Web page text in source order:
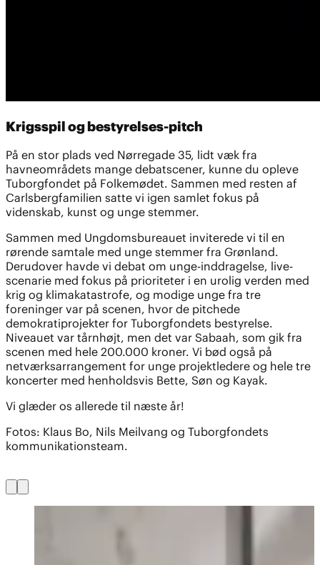
Krigsspil og bestyrelses-pitch
På en stor plads ved Nørregade 35, lidt væk fra
havneområdets mange debatscener, kunne du opleve
Tuborgfondet på Folkemødet. Sammen med resten af
Carlsbergfamilien satte vi igen samlet fokus på
videnskab, kunst og unge stemmer.
Sammen med Ungdomsbureauet inviterede vi til en
rørende samtale med unge stemmer fra Grønland.
Derudover havde vi debat om unge-inddragelse, live-
scenarie med fokus på prioriteter i en urolig verden med
krig og klimakatastrofe, og modige unge fra tre
foreninger var på scenen, hvor de pitchede
demokratiprojekter for Tuborgfondets bestyrelse.
Niveauet var tårnhøjt, men det var Sabaah, som gik fra
scenen med hele 200.000 kroner. Vi bød også på
netværksarrangement for unge projektledere og hele tre
koncerter med henholdsvis Bette, Søn og Kayak.
Vi glæder os allerede til næste år!
Fotos: Klaus Bo, Nils Meilvang og Tuborgfondets
kommunikationsteam.